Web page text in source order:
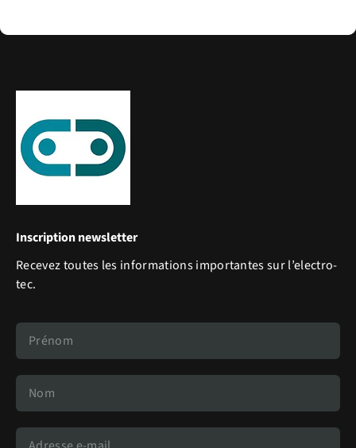
Inscription newsletter
Recevez toutes les informations importantes sur l’electro-
tec.